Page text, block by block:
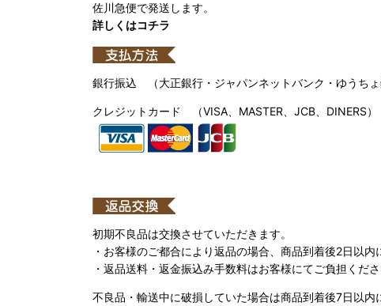
佐川急便で発送します。
詳しくはコチラ
銀行振込 （大正銀行・ジャパンネットバンク・ゆうちょ
クレジットカード （VISA、MASTER、JCB、DINERS）
初期不良品は交換させていただきます。
・お客様のご都合により返品の場合、商品到着後2日以内
・返品送料・返金振込み手数料はお客様にてご負担くださ
不良品・輸送中に破損していた場合は商品到着後7日以内